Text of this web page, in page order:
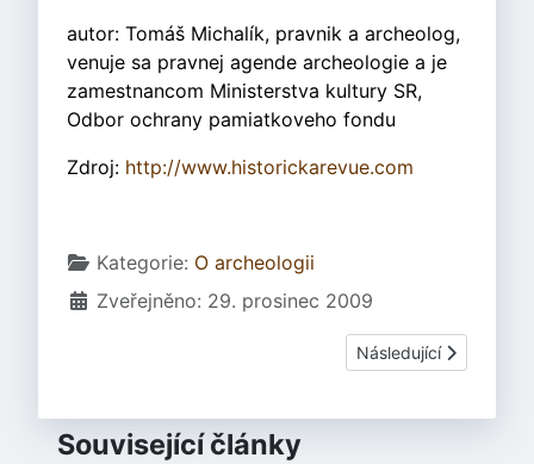
autor: Tomáš Michalík, pravnik a archeolog,
venuje sa pravnej agende archeologie a je
zamestnancom Ministerstva kultury SR,
Odbor ochrany pamiatkoveho fondu
Zdroj: http://www.historickarevue.com
Základní údaje
Kategorie: O archeologii
Zveřejněno: 29. prosinec 2009
Další článek: Nález
Následující
Související články